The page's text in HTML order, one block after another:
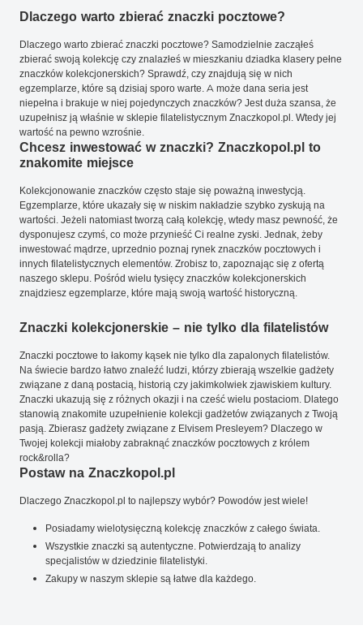
Dlaczego warto zbierać znaczki pocztowe?
Dlaczego warto zbierać znaczki pocztowe? Samodzielnie zacząłeś
zbierać swoją kolekcję czy znalazłeś w mieszkaniu dziadka klasery pełne
znaczków kolekcjonerskich? Sprawdź, czy znajdują się w nich
egzemplarze, które są dzisiaj sporo warte. A może dana seria jest
niepełna i brakuje w niej pojedynczych znaczków? Jest duża szansa, że
uzupełnisz ją właśnie w sklepie filatelistycznym Znaczkopol.pl. Wtedy jej
wartość na pewno wzrośnie.
Chcesz inwestować w znaczki? Znaczkopol.pl to
znakomite miejsce
Kolekcjonowanie znaczków często staje się poważną inwestycją.
Egzemplarze, które ukazały się w niskim nakładzie szybko zyskują na
wartości. Jeżeli natomiast tworzą całą kolekcję, wtedy masz pewność, że
dysponujesz czymś, co może przynieść Ci realne zyski. Jednak, żeby
inwestować mądrze, uprzednio poznaj rynek znaczków pocztowych i
innych filatelistycznych elementów. Zrobisz to, zapoznając się z ofertą
naszego sklepu. Pośród wielu tysięcy znaczków kolekcjonerskich
znajdziesz egzemplarze, które mają swoją wartość historyczną.
Znaczki kolekcjonerskie – nie tylko dla filatelistów
Znaczki pocztowe to łakomy kąsek nie tylko dla zapalonych filatelistów.
Na świecie bardzo łatwo znaleźć ludzi, którzy zbierają wszelkie gadżety
związane z daną postacią, historią czy jakimkolwiek zjawiskiem kultury.
Znaczki ukazują się z różnych okazji i na cześć wielu postaciom. Dlatego
stanowią znakomite uzupełnienie kolekcji gadżetów związanych z Twoją
pasją. Zbierasz gadżety związane z Elvisem Presleyem? Dlaczego w
Twojej kolekcji miałoby zabraknąć znaczków pocztowych z królem
rock&rolla?
Postaw na Znaczkopol.pl
Dlaczego Znaczkopol.pl to najlepszy wybór? Powodów jest wiele!
Posiadamy wielotysięczną kolekcję znaczków z całego świata.
Wszystkie znaczki są autentyczne. Potwierdzają to analizy
specjalistów w dziedzinie filatelistyki.
Zakupy w naszym sklepie są łatwe dla każdego.